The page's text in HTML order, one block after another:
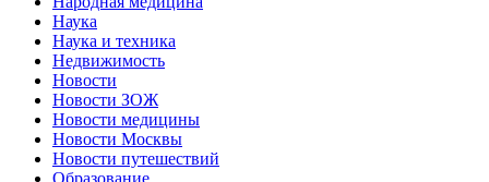
Наука
Наука и техника
Недвижимость
Новости
Новости ЗОЖ
Новости медицины
Новости Москвы
Новости путешествий
Образование